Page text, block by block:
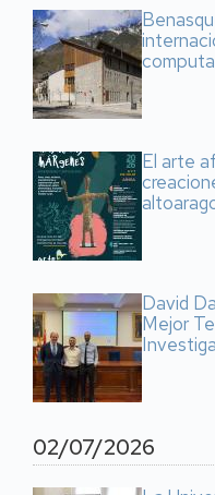
El arte
David
Mejor
02/07/2026